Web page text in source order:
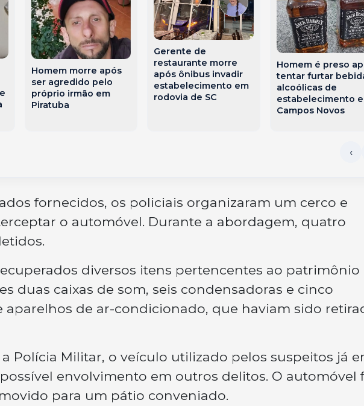
Homem morre após
ser agredido pelo
próprio irmão em
Piratuba
Gerente de
restaurante morre
após ônibus invadir
estabelecimento em
rodovia de SC
Homem é preso
tentar furtar
alcoólicas de
estabelecimento
Campos Novos
fornecidos, os policiais organizaram um cerco e
o automóvel. Durante a abordagem, quatro
diversos itens pertencentes ao patrimônio
duas caixas de som, seis condensadoras e cinco
aparelhos de ar-condicionado, que haviam sido
Polícia Militar, o veículo utilizado pelos suspeitos já
envolvimento em outros delitos. O automóvel
para um pátio conveniado.